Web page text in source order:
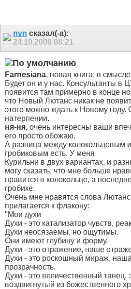
nvn сказал(-а):
24.10.2008 08:21
Farnesiana, новая книга, в
Будет он и у нас. Консультанты в
появится там примерно в конце
что Новый Лютанс никак не
этого можно ждать к Новому году.
натерпении.
ня-ня, очень интересны ваши
его просто обожаю.
А разница между колокольцевым
гробиковым есть. У меня
Курильни в двух вариантах, и
могу сказать, что мне больше
нравится в колокольце, а
гробике.
Очень мне нравятся слова
прилагается к флакону:
"Мои духи
Духи - это катализатор чувств,
Духи неосязаемы, но ощутимы.
Они имеют глубину и форму.
Духи - это отражение, наше
Духи - это роскошный мираж, наша
прозрачность.
Духи - это величественный танец,
воздвигнутый из божественного